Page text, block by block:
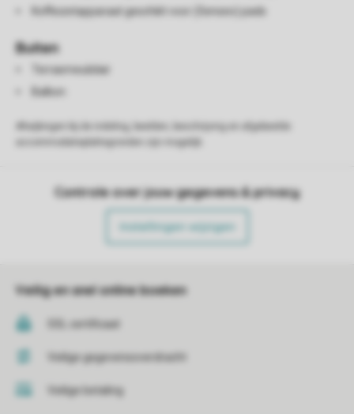
Koffiezetapparaat geschikt voor (Senseo) pads
Buiten
Terrasmeubilair
Balkon
Controle over jouw gegevens & privacy
Instellingen wijzigen
Veilig en snel online boeken
SSL certificaat
Veilige gegevensoverdracht
Veilige betaling